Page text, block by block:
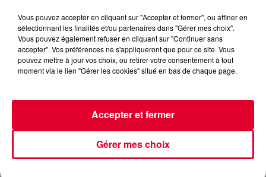
Expos, Performances et Électro ... Ces nouveaux lieux culturels hybrides
Crédit : Facebook / Hangar Y
LES CLUBS, ON LES ADORE, MAIS POUR DIVERSES RAISONS, IL
ARRIVE QU’ON AIT ENVIE D’AUTRES CHOSES, TOUT EN
PROFITANT DE BONS TRACKS HOUSE.
Vous pouvez accepter en cliquant sur "Accepter et fermer", ou affiner en
sélectionnant les finalités et/ou partenaires dans "Gérer mes choix".
Vous pouvez également refuser en cliquant sur "Continuer sans
accepter". Vos préférences ne s'appliqueront que pour ce site. Vous
pouvez mettre à jour vos choix, ou retirer votre consentement à tout
moment via le lien "Gérer les cookies" situé en bas de chaque page.
Gérer mes choix
Accepter et fermer